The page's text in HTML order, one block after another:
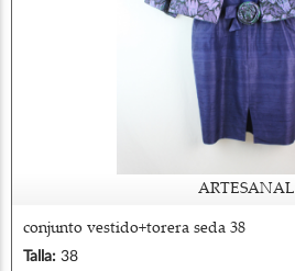
ARTESANAL
conjunto vestido+torera seda 38
Talla: 38